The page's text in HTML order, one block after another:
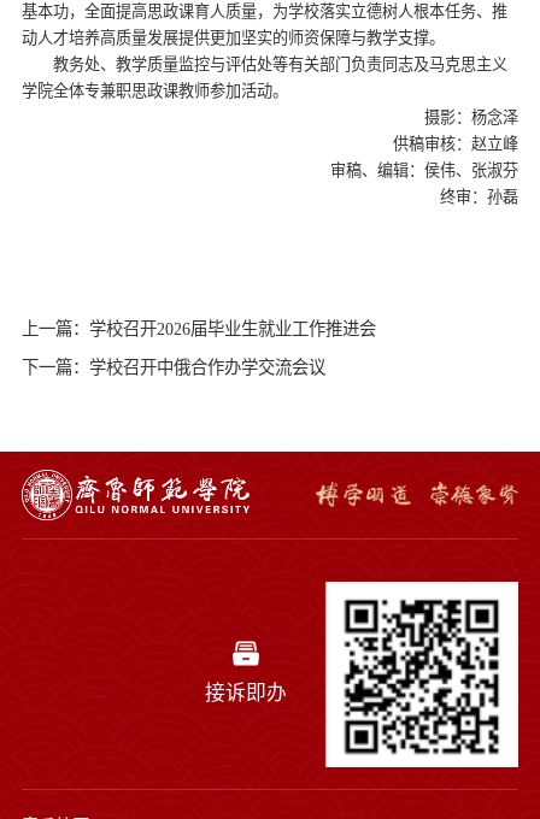
基本功，全面提高思政课育人质量，为学校落实立德树人根本任务、推
动人才培养高质量发展提供更加坚实的师资保障与教学支撑。
教务处、教学质量监控与评估处等有关部门负责同志及马克思主义
学院全体专兼职思政课教师参加活动。
摄影：杨念泽
供稿审核：赵立峰
审稿、编辑：侯伟、张淑芬
终审：孙磊
上一篇：学校召开2026届毕业生就业工作推进会
下一篇：学校召开中俄合作办学交流会议
接诉即办